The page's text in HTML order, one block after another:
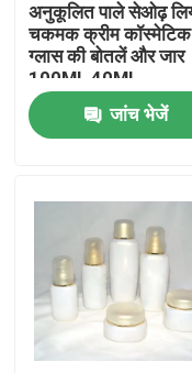
हमारे बारे में
अनुकूलित पाले सेओढ़
चकमक क्रीम कॉस्मेटिक
ग्लास की बोतलें और जार
100ML 40ML
जांच भेजें